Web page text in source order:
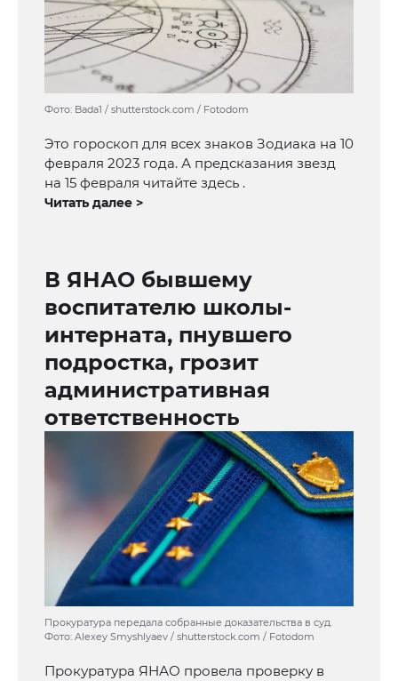
Фото: Bada1 / shutterstock.com / Fotodom
Это гороскоп для всех знаков Зодиака на 10
февраля 2023 года. А предсказания звезд
на 15 февраля читайте здесь .
Читать далее >
В ЯНАО бывшему
воспитателю школы-
интерната, пнувшего
подростка, грозит
административная
ответственность
Прокуратура передала собранные доказательства в суд.
Фото: Alexey Smyshlyaev / shutterstock.com / Fotodom
Прокуратура ЯНАО провела проверку в